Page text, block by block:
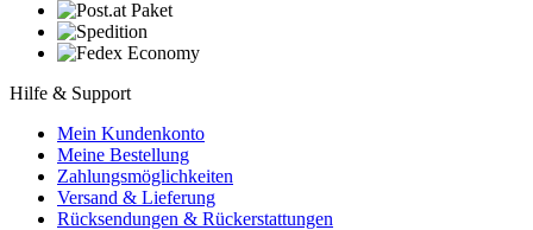
Hilfe & Support
Mein Kundenkonto
Meine Bestellung
Zahlungsmöglichkeiten
Versand & Lieferung
Rücksendungen & Rückerstattungen